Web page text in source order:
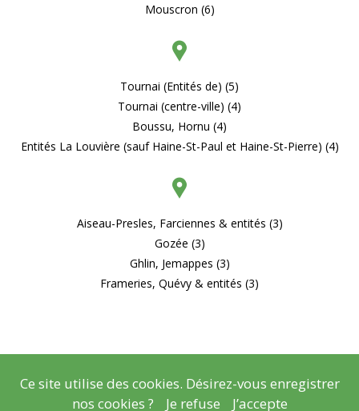
Mouscron (6)
Tournai (Entités de) (5)
Tournai (centre-ville) (4)
Boussu, Hornu (4)
Entités La Louvière (sauf Haine-St-Paul et Haine-St-Pierre) (4)
Aiseau-Presles, Farciennes & entités (3)
Gozée (3)
Ghlin, Jemappes (3)
Frameries, Quévy & entités (3)
© CopyrightMentions légales- Copyright2026
RéalisationLisara Agency
Ce site utilise des cookies. Désirez-vous enregistrer
nos cookies ?
Je refuse J’accepte